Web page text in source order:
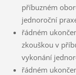
příbuzném
jednoroční
řádném
zkouškou v
vykonání
řádném